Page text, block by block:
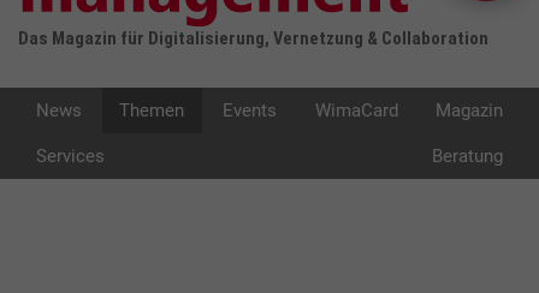
Das Magazin für Digitalisierung, Vernetzung & Collaboration
News Themen Events WimaCard Magazin
Services Beratung